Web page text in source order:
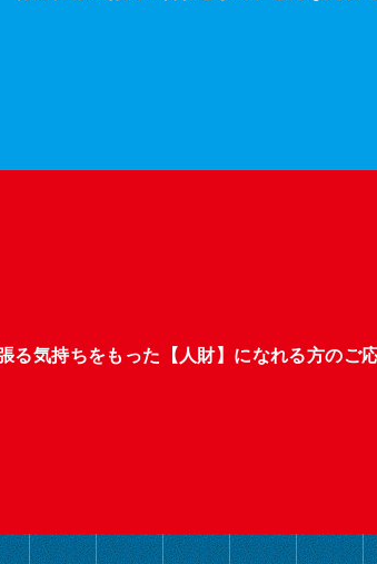
気持ちをもった【人財】になれる方のご応